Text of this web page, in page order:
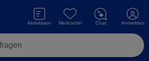
Aktivitäten Merkzettel Chat Anmelden